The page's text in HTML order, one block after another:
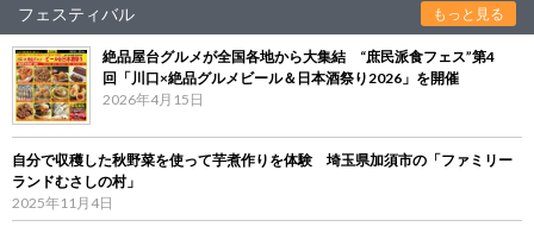
フェスティバル もっと見る
絶品屋台グルメが全国各地から大集結 “庶民派食フェス”第4
回「川口×絶品グルメビール＆日本酒祭り2026」を開催
2026年4月15日
自分で収穫した秋野菜を使って芋煮作りを体験 埼玉県加須市の「ファミリー
ランドむさしの村」
2025年11月4日